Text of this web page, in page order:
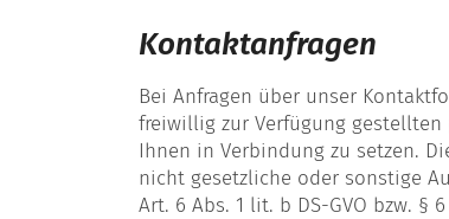
Kontaktanfragen
Bei Anfragen über unser
freiwillig zur Verfügung
Ihnen in Verbindung zu setzen.
nicht gesetzliche oder sonstige
Art. 6 Abs. 1 lit. b DS-GVO bzw. §